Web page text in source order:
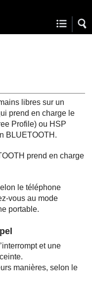
libres sur un
prend en charge le
Profile) ou HSP
BLUETOOTH.
prend en charge
le téléphone
vous au mode
portable.
et une
manières, selon le